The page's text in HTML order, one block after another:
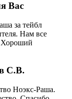
Вас
за тейбл
Нам все
Хороший
С.В.
Ноэкс-Раша.